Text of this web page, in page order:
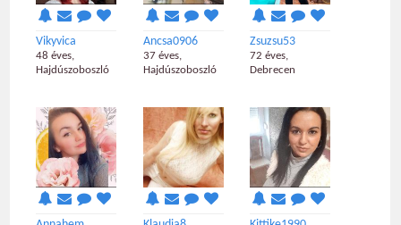
Vikyvica
48 éves,
Hajdúszoboszló
Ancsa0906
37 éves,
Hajdúszoboszló
Zsuzsu53
72 éves,
Debrecen